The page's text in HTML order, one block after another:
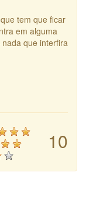
tem que ficar
em alguma
que interfira
10